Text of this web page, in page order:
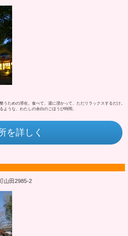
ための滞在。食べて、湯に浸かって、ただリラックスするだけ。
ような、わたしの余白のごほうび時間。
を詳しく
山田2985‐2